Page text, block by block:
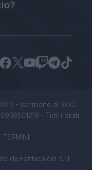
- Iscrizione al ROC:
- Tutti i diritti
TERMINI
da Fantacalcio S.r.l.